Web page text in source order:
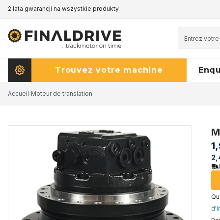
2 lata gwarancji na wszystkie produkty
Trouvez votre machine
Accueil/Moteur de translation